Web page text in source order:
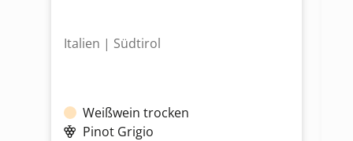
Italien | Südtirol
Weißwein trocken
Pinot Grigio